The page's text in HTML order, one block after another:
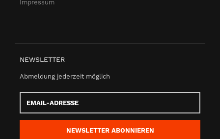
Impressum
NEWSLETTER
Abmeldung jederzeit möglich
Adresse
NEWSLETTER ABONNIEREN